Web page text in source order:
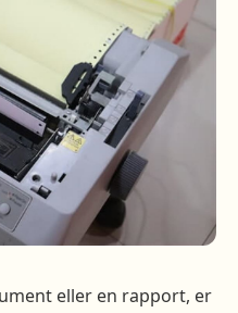
eller en rapport, er